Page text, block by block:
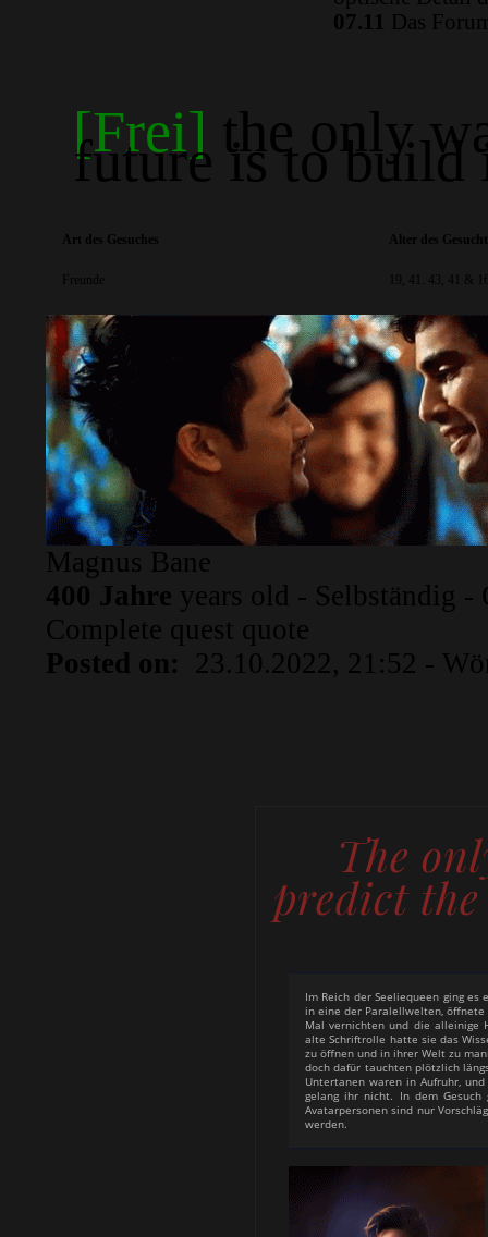
07.11 Das
[Frei] the only
future is to build
Art des Gesuches Alter des
Freunde 19, 41. 43, 41 &
Magnus Bane
400 Jahre years old - Selbständig -
Complete quest quote
Posted on: 23.10.2022, 21:52 -
The
predict
Im Reich der Seeliequeen ging
in eine der Paralellwelten,
Mal vernichten und die alleinige
alte Schriftrolle hatte sie das
zu öffnen und in ihrer Welt zu
doch dafür tauchten plötzlich
Untertanen waren in Aufruhr,
gelang ihr nicht. In dem Gesuch
Avatarpersonen sind nur
werden.